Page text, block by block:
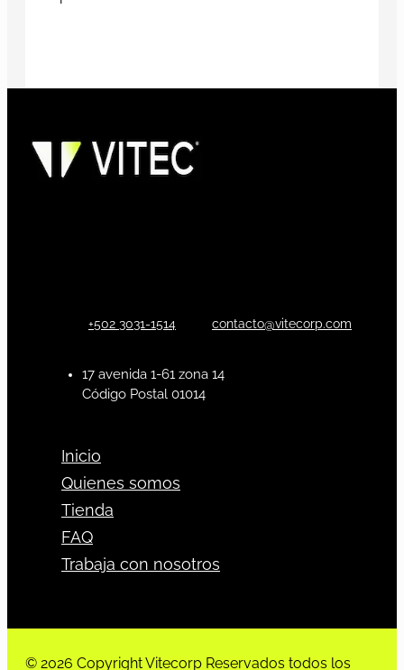
+502 3031-1514 contacto@vitecorp.com
17 avenida 1-61 zona 14
Código Postal 01014
Inicio
Quienes somos
Tienda
FAQ
Trabaja con nosotros
© 2026 Copyright Vitecorp Reservados todos los